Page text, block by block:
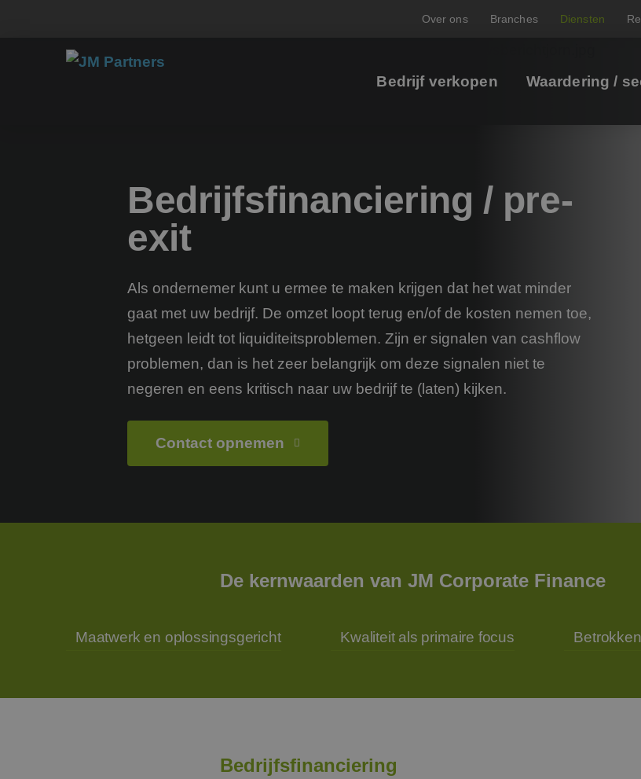
Over ons Branches Diensten
Bedrijf verkopen Waardering /
Bedrijfsfinanciering / pre-
exit
Als ondernemer kunt u ermee te maken krijgen dat het wat minder
gaat met uw bedrijf. De omzet loopt terug en/of de kosten nemen toe,
hetgeen leidt tot liquiditeitsproblemen. Zijn er signalen van cashflow
problemen, dan is het zeer belangrijk om deze signalen niet te
negeren en eens kritisch naar uw bedrijf te (laten) kijken.
Contact opnemen
De kernwaarden van JM Corporate Finance
Maatwerk en oplossingsgericht Kwaliteit als primaire focus
Bedrijfsfinanciering